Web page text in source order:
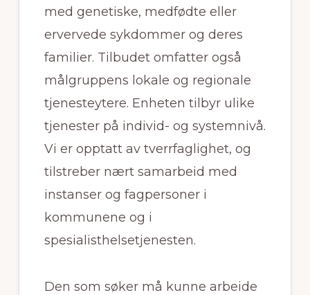
med genetiske, medfødte eller
ervervede sykdommer og deres
familier. Tilbudet omfatter også
målgruppens lokale og regionale
tjenesteytere. Enheten tilbyr ulike
tjenester på individ- og systemnivå.
Vi er opptatt av tverrfaglighet, og
tilstreber nært samarbeid med
instanser og fagpersoner i
kommunene og i
spesialisthelsetjenesten.
Den som søker må kunne arbeide